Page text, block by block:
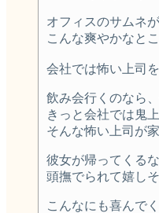
オフィスのサムネ
こんな爽やかなと
会社では怖い上司
飲み会行くのなら
きっと会社では鬼
そんな怖い上司が
彼女が帰ってくる
頭撫でられて嬉し
こんなにも喜んで